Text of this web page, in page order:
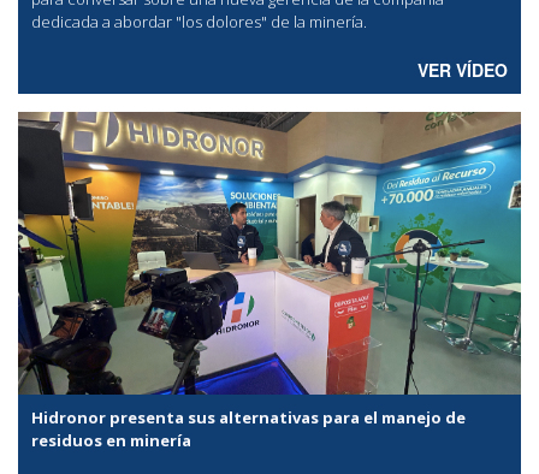
dedicada a abordar "los dolores" de la minería.
VER VÍDEO
Hidronor presenta sus alternativas para el manejo de
residuos en minería